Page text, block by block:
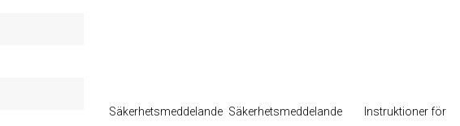
Säkerhetsmeddelande Säkerhetsmeddelande
Instruktioner för